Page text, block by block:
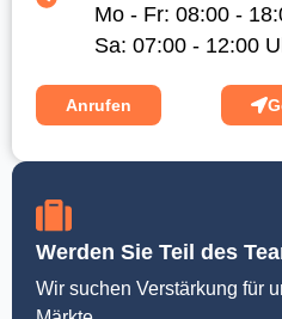
Mo - Fr: 08:00 -
Sa: 07:00 - 12:00
Anrufen
Werden Sie Teil des
Wir suchen Verstärkung für